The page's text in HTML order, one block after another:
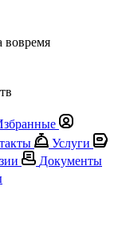
вовремя
Услуги
Документы